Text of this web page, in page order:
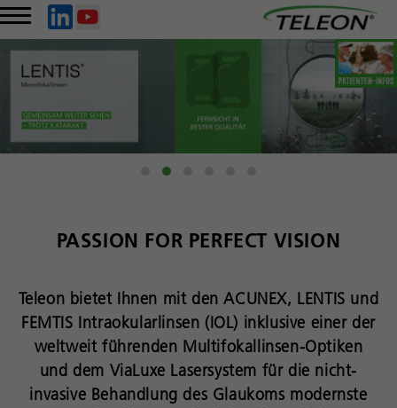
PASSION FOR PERFECT VISION
Teleon bietet Ihnen mit den ACUNEX, LENTIS und
FEMTIS Intraokularlinsen (IOL) inklusive einer der
weltweit führenden Multifokallinsen-Optiken
und dem ViaLuxe Lasersystem für die nicht-
invasive Behandlung des Glaukoms modernste